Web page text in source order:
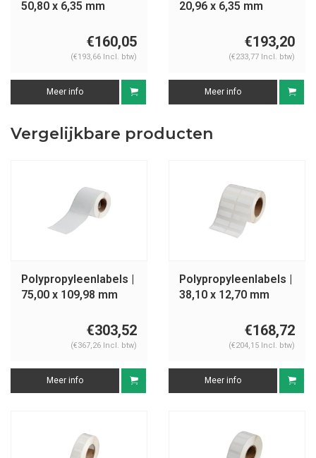
50,80 x 6,35 mm
€160,05
(€193,66 Incl. btw)
Meer info
20,96 x 6,35 mm
€193,20
(€233,77 Incl. btw)
Meer info
Vergelijkbare producten
Polypropyleenlabels |
75,00 x 109,98 mm
€303,52
(€367,26 Incl. btw)
Meer info
Polypropyleenlabels |
38,10 x 12,70 mm
€168,72
(€204,15 Incl. btw)
Meer info